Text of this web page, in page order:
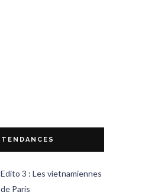
TENDANCES
Edito 3 : Les vietnamiennes
de Paris